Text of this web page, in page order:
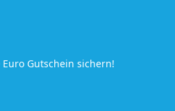
Gutschein sichern!